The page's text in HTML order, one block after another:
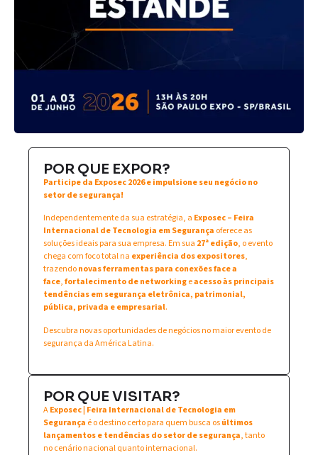
POR QUE EXPOR?
Participe da Exposec 2026 e impulsione seu negócio no
setor de segurança!
Independentemente da sua estratégia, a Exposec – Feira
Internacional de Tecnologia em Segurança oferece as
soluções ideais para sua empresa. Em sua 27ª edição, o evento
chega com foco total na experiência dos expositores,
trazendonovas ferramentas para conexões face a
face,fortalecimento de networkingeacesso às principais
tendências em segurança eletrônica, patrimonial,
pública, privada e empresarial.
Descubra novas oportunidades de negócios no maior evento de
segurança da América Latina.
POR QUE VISITAR?
AExposec | Feira Internacional de Tecnologia em
Segurança é o destino certo para quem busca osúltimos
lançamentos e tendências do setor de segurança, tanto
no cenário nacional quanto internacional.